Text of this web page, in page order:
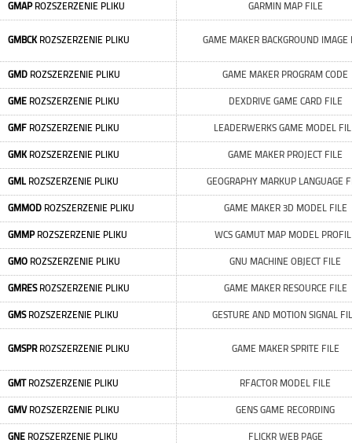
GMAPROZSZERZENIE PLIKU GARMIN MAP FILE
GMBCKROZSZERZENIE PLIKU GAME MAKER BACKGROUND IMAGE
GMD ROZSZERZENIE PLIKU GAME MAKER PROGRAM CODE
GME ROZSZERZENIE PLIKU DEXDRIVE GAME CARD FILE
GMF ROZSZERZENIE PLIKU LEADERWERKS GAME MODEL
GMKROZSZERZENIE PLIKU GAME MAKER PROJECT FILE
GMLROZSZERZENIE PLIKU GEOGRAPHY MARKUP LANGUAGE
GMMOD ROZSZERZENIE PLIKU GAME MAKER 3D MODEL FILE
GMMPROZSZERZENIE PLIKU WCS GAMUT MAP MODEL
GMO ROZSZERZENIE PLIKU GNU MACHINE OBJECT FILE
GMRESROZSZERZENIE PLIKU GAME MAKER RESOURCE FILE
GMSROZSZERZENIE PLIKU GESTURE AND MOTION SIGNAL
GMSPRROZSZERZENIE PLIKU GAME MAKER SPRITE FILE
GMTROZSZERZENIE PLIKU RFACTOR MODEL FILE
GMVROZSZERZENIE PLIKU GENS GAME RECORDING
GNE ROZSZERZENIE PLIKU FLICKR WEB PAGE